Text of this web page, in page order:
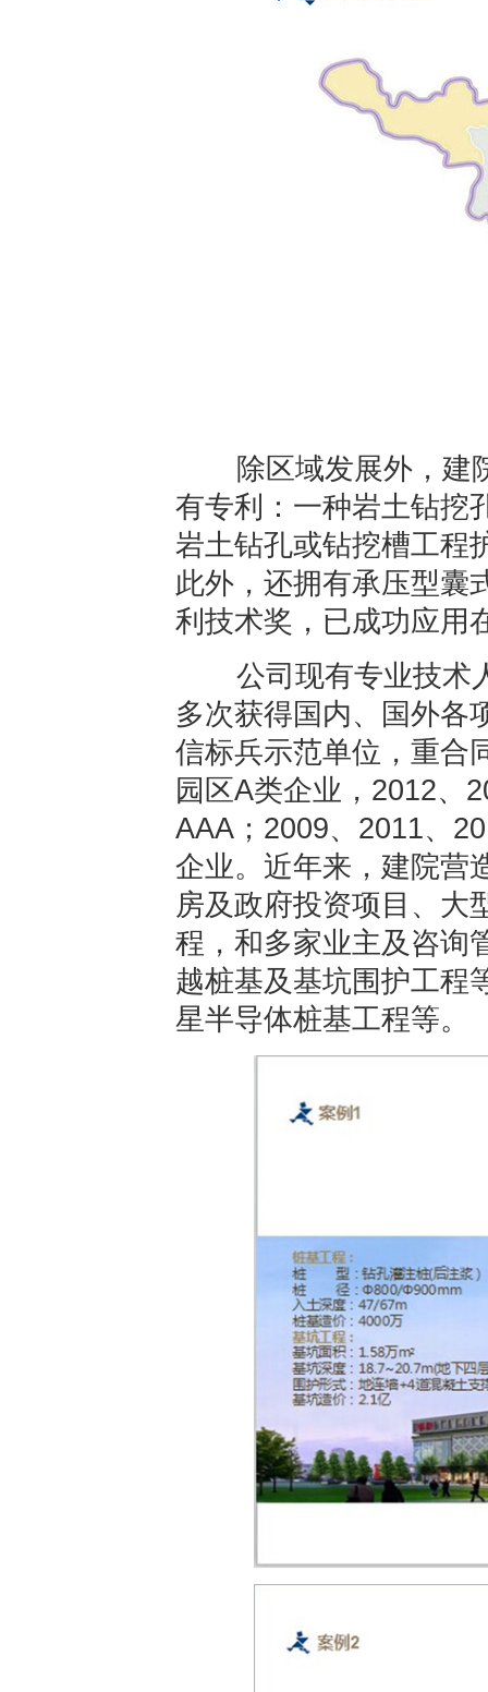
除区域发展外，建院
有专利：一种岩土钻挖
岩土钻孔或钻挖槽工程
此外，还拥有承压型囊
利技术奖，已成功应用
公司现有专业技术人
多次获得国内、国外各
信标兵示范单位，重合
园区A类企业，2012、
AAA；2009、2011、
企业。近年来，建院营
房及政府投资项目、大
程，和多家业主及咨询
越桩基及基坑围护工程
星半导体桩基工程等。